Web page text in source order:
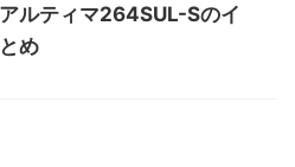
ルティマ264SUL-Sのイ
め